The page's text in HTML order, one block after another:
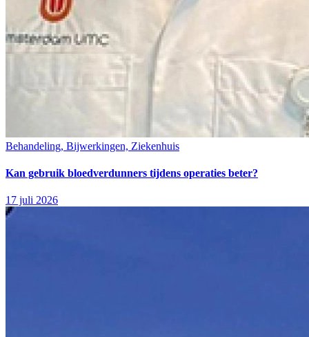
Behandeling, Bijwerkingen, Ziekenhuis
Kan gebruik bloedverdunners tijdens operaties beter?
17 juli 2026